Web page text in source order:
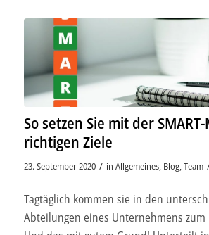
So setzen Sie mit der
richtigen Ziele
23. September 2020 / in Allgemeines, Blog,Team
Tagtäglich kommen sie in den
Abteilungen eines Unternehmens zum